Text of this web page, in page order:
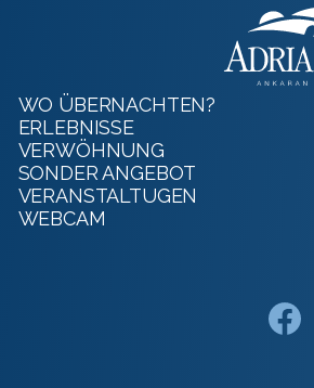
WO ÜBERNACHTEN?
ERLEBNISSE
VERWÖHNUNG
SONDER ANGEBOT
VERANSTALTUGEN
WEBCAM